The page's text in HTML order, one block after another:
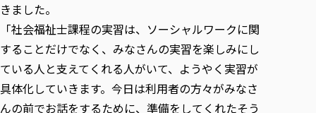
きました。
「社会福祉士課程の実習は、ソーシャルワークに関
することだけでなく、みなさんの実習を楽しみにし
ている人と支えてくれる人がいて、ようやく実習が
具体化していきます。今日は利用者の方々がみなさ
んの前でお話をするために、準備をしてくれたそう